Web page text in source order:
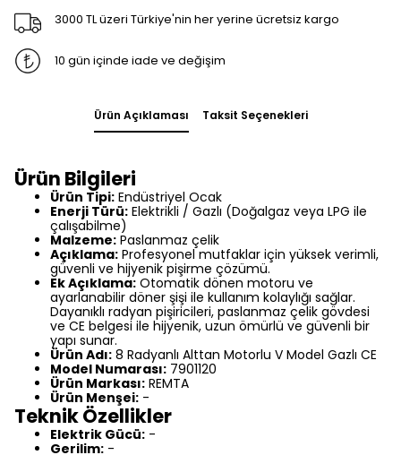
3000 TL üzeri Türkiye'nin her yerine ücretsiz kargo
10 gün içinde iade ve değişim
Ürün Açıklaması Taksit Seçenekleri
Ürün Bilgileri
Ürün Tipi: Endüstriyel Ocak
Enerji Türü: Elektrikli / Gazlı (Doğalgaz veya LPG ile
çalışabilme)
Malzeme: Paslanmaz çelik
Açıklama: Profesyonel mutfaklar için yüksek verimli,
güvenli ve hijyenik pişirme çözümü.
Ek Açıklama: Otomatik dönen motoru ve
ayarlanabilir döner şişi ile kullanım kolaylığı sağlar.
Dayanıklı radyan pişiricileri, paslanmaz çelik gövdesi
ve CE belgesi ile hijyenik, uzun ömürlü ve güvenli bir
yapı sunar.
Ürün Adı: 8 Radyanlı Alttan Motorlu V Model Gazlı CE
Model Numarası: 7901120
Ürün Markası: REMTA
Ürün Menşei: -
Teknik Özellikler
Elektrik Gücü: -
Gerilim: -